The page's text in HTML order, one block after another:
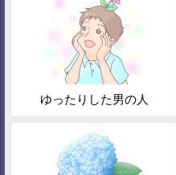
ゆったりした男の人